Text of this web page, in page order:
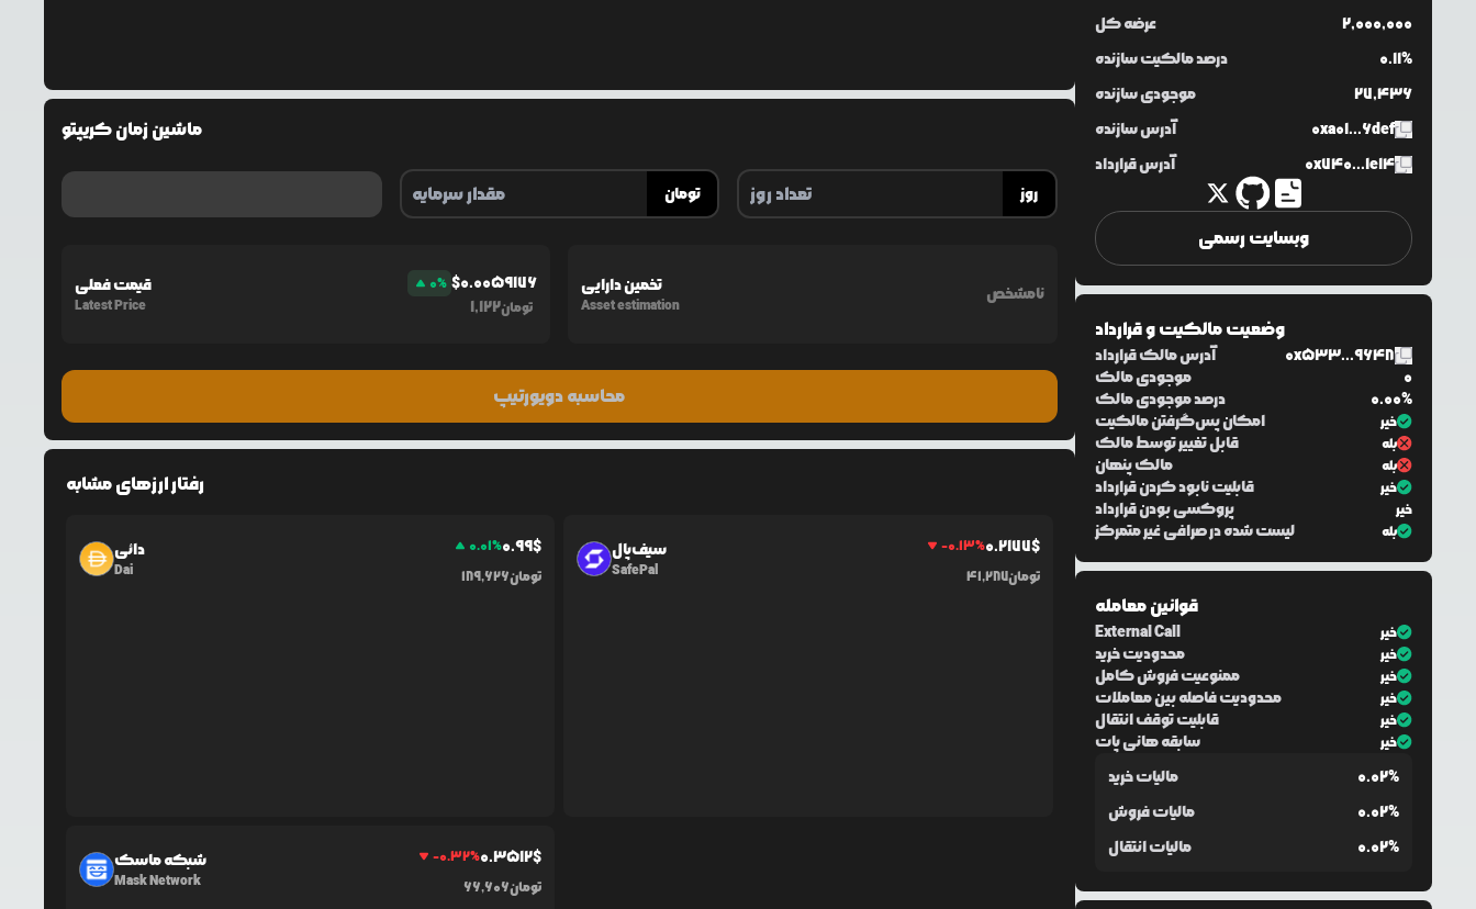
ماشین زمان کریپتو
تومان روز
قیمت فعلی
Latest Price
0% $0.0059176
1,122تومان
تخمین دارایی
Asset estimation
نامشخص
محاسبه دویورتیپ
رفتار ارزهای مشابه
دائی
Dai
0.01%0.99$
189,626تومان
سیف‌پال
SafePal
-0.13%0.2177$
41,287تومان
شبکه ماسک
Mask Network
-0.32%0.3512$
66,606تومان
عرضه کل
2,000,000
درصد مالکیت سازنده
0.11%
موجودی سازنده
27,436
آدرس سازنده
0xa01...6def
آدرس قرارداد
0x740...1e14
وبسایت رسمی
وضعیت مالکیت و قرارداد
آدرس مالک قرارداد
0x533...9648
موجودی مالک
0
درصد موجودی مالک
0.00%
امکان پس‌گرفتن مالکیت
خیر
قابل تغییر توسط مالک بله
مالک پنهان بله
قابلیت نابود کردن قرارداد خیر
پروکسی بودن قرارداد خیر
لیست شده در صرافی غیر متمرکز بله
قوانین معامله
External Call خیر
محدودیت خرید خیر
ممنوعیت فروش کامل خیر
محدودیت فاصله بین معاملات خیر
قابلیت توقف انتقال خیر
سابقه هانی پات خیر
مالیات خرید
0.02%
مالیات فروش
0.02%
مالیات انتقال
0.02%